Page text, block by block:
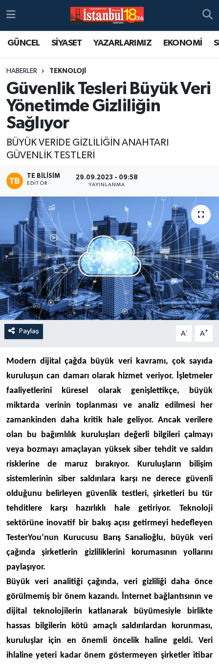
GÜNCEL SİYASET YAZARLARIMIZ EKONOMİ
HABERLER TEKNOLOJİ
Güvenlik Tesleri Büyük Veri
Yönetimde Gizliliğin
Sağlıyor
​​​​​​​BÜYÜK VERİDE GİZLİLİĞİN ANAHTARI
GÜVENLİK TESTLERİ
TE BILISIM
EDITÖR
29.09.2023 - 09:58
YAYINLANMA
Paylaş A- A+
Modern dijital çağda büyük veri kavramı, çok sayıda
kuruluşun can damarı olarak hizmet veriyor. İşletmeler
faaliyetlerini küresel olarak genişlettikçe, büyük
miktarda verinin toplanması ve analiz edilmesi her
zamankinden daha kritik hale geliyor. Ancak verilere
olan bu bağımlılık kuruluşları değerli bilgileri çalmayı
veya bozmayı amaçlayan yüksek siber tehdit ve saldırı
risklerine de maruz bırakıyor. Kuruluşların bilişim
sistemlerinin siber saldırılara karşı ne derece güvenli
olduğunu belirleyen güvenlik testleri, şirketleri bu tür
tehditlere karşı hazırlıklı hale getiriyor.Teknoloji
sektörüne inovatif bir bakış açısı getirmeyi hedefleyen
TesterYou’nun Kurucusu Barış Sarıalioğlu, büyük veri
çağında şirketlerin gizliliklerini korumasının yollarını
paylaşıyor.
Büyük veri analitiği çağında, veri gizliliği daha önce
görülmemiş bir önem kazandı. İnternet bağlantısının ve
dijital teknolojilerin katlanarak büyümesiyle birlikte
hassas bilgilerin kötü amaçlı saldırılardan korunması,
kuruluşlar için en önemli öncelik haline geldi. Veri
ihlaline yeteri kadar önem göstermeyen şirketler itibar